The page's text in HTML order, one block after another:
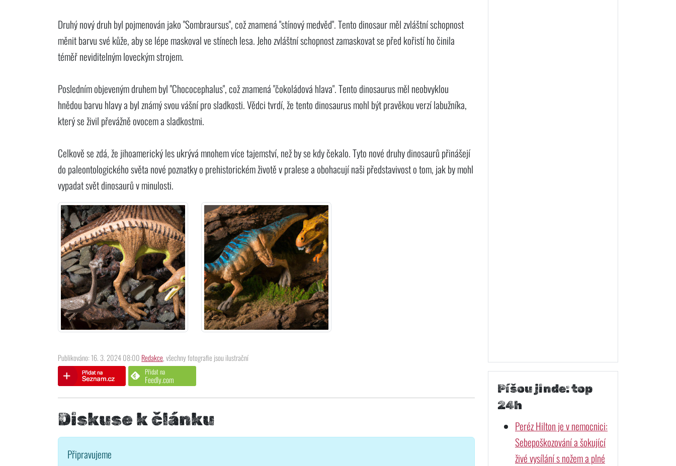
Druhý nový druh byl pojmenován jako "Sombraursus", což znamená "stínový medvěd". Tento dinosaur měl zvláštní schopnost
měnit barvu své kůže, aby se lépe maskoval ve stínech lesa. Jeho zvláštní schopnost zamaskovat se před kořistí ho činila
téměř neviditelným loveckým strojem.
Posledním objeveným druhem byl "Chococephalus", což znamená "čokoládová hlava". Tento dinosaurus měl neobvyklou
hnědou barvu hlavy a byl známý svou vášní pro sladkosti. Vědci tvrdí, že tento dinosaurus mohl být pravěkou verzí labužníka,
který se živil převážně ovocem a sladkostmi.
Celkově se zdá, že jihoamerický les ukrývá mnohem více tajemství, než by se kdy čekalo. Tyto nové druhy dinosaurů přinášejí
do paleontologického světa nové poznatky o prehistorickém životě v pralese a obohacují naši představivost o tom, jak by mohl
vypadat svět dinosaurů v minulosti.
Publikováno: 16. 3. 2024 08:00 Redakce, všechny fotografie jsou ilustrační
Přidat na
Feedly.com
Diskuse k článku
Připravujeme
Píšou jinde: top
24h
Peréz Hilton je v nemocnici:
Sebepoškozování a šokující
živé vysílání s nožem a plné